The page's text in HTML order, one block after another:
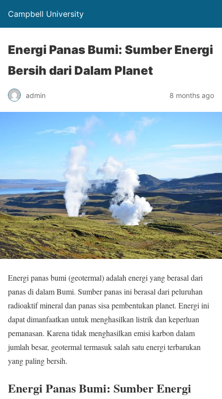
Campbell University
Energi Panas Bumi: Sumber Energi
Bersih dari Dalam Planet
admin 8 months ago
Energi panas bumi (geotermal) adalah energi yang berasal dari
panas di dalam Bumi. Sumber panas ini berasal dari peluruhan
radioaktif mineral dan panas sisa pembentukan planet. Energi ini
dapat dimanfaatkan untuk menghasilkan listrik dan keperluan
pemanasan. Karena tidak menghasilkan emisi karbon dalam
jumlah besar, geotermal termasuk salah satu energi terbarukan
yang paling bersih.
Energi Panas Bumi: Sumber Energi